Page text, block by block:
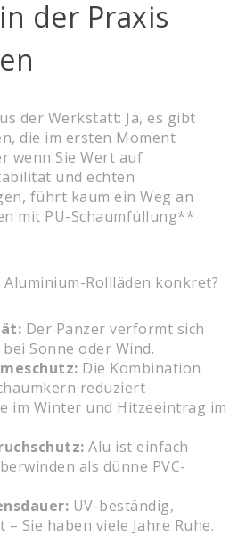
der Praxis
der Werkstatt: Ja, es gibt
die im ersten Moment
wenn Sie Wert auf
und echten
führt kaum ein Weg an
mit PU-Schaumfüllung**
Rollläden konkret?
Der Panzer verformt sich
Sonne oder Wind.
Die Kombination
reduziert
im Winter und Hitzeeintrag im
Alu ist einfach
als dünne PVC-
UV-beständig,
Sie haben viele Jahre Ruhe.